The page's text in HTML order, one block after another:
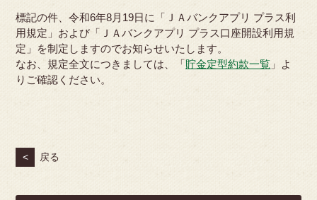
標記の件、令和6年8月19日に「ＪＡバンクアプリ プラス利
用規定」および「ＪＡバンクアプリ プラス口座開設利用規
定」を制定しますのでお知らせいたします。
なお、規定全文につきましては、「貯金定型約款一覧 」よ
りご確認ください。
< 戻る